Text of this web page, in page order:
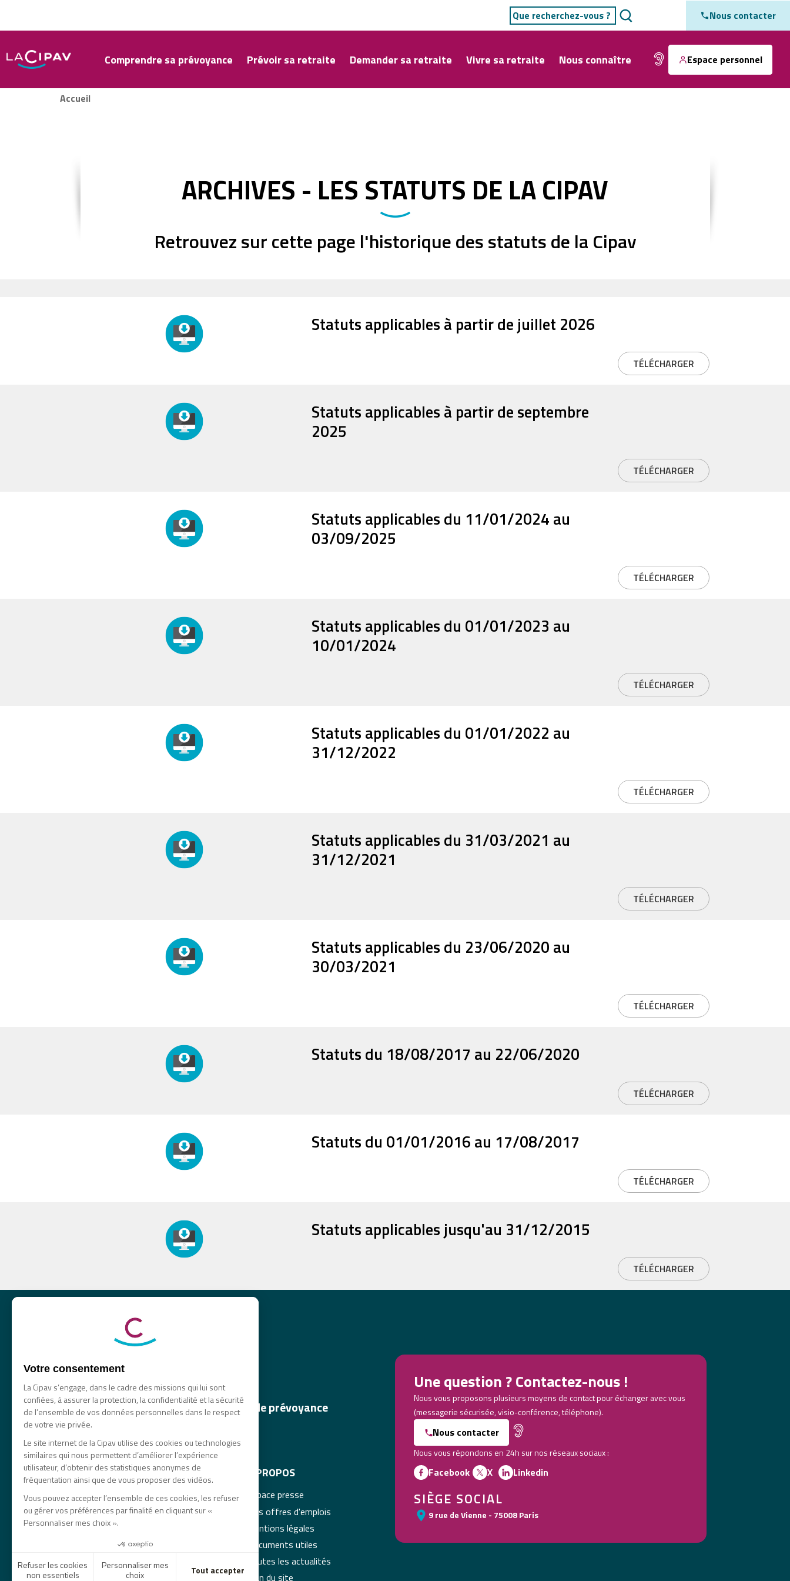
Votre consentement
La Cipav s’engage, dans le cadre des missions qui lui sont
confiées, à assurer la protection, la confidentialité et la sécurité
de l’ensemble de vos données personnelles dans le respect
de votre vie privée.
Le site internet de la Cipav utilise des cookies ou technologies
similaires qui nous permettent d’améliorer l’expérience
utilisateur, d’obtenir des statistiques anonymes de
fréquentation ainsi que de vous proposer des vidéos.
Vous pouvez accepter l’ensemble de ces cookies, les refuser
ou gérer vos préférences par finalité en cliquant sur «
Personnaliser mes choix ».
Refuser les cookies
non essentiels
Personnaliser mes
choix
Tout accepter
principal
Nous contacter
Comprendre sa prévoyance Prévoir sa retraite Demander sa retraite Vivre sa retraite Nous connaître Espace personnel
Accueil
ARCHIVES - LES STATUTS DE LA CIPAV
Retrouvez sur cette page l'historique des statuts de la Cipav
Statuts applicables à partir de juillet 2026
TÉLÉCHARGER
Statuts applicables à partir de septembre
2025
TÉLÉCHARGER
Statuts applicables du 11/01/2024 au
03/09/2025
TÉLÉCHARGER
Statuts applicables du 01/01/2023 au
10/01/2024
TÉLÉCHARGER
Statuts applicables du 01/01/2022 au
31/12/2022
TÉLÉCHARGER
Statuts applicables du 31/03/2021 au
31/12/2021
TÉLÉCHARGER
Statuts applicables du 23/06/2020 au
30/03/2021
TÉLÉCHARGER
Statuts du 18/08/2017 au 22/06/2020
TÉLÉCHARGER
Statuts du 01/01/2016 au 17/08/2017
TÉLÉCHARGER
Statuts applicables jusqu'au 31/12/2015
TÉLÉCHARGER
La principale caisse de retraite et de prévoyance
des professionnels libéraux
NAVIGATION
Comprendre sa prévoyance
Prévoir sa retraite
Demander sa retraite
Vivre sa retraite
Nous connaître
À PROPOS
Espace presse
Nos offres d'emplois
Mentions légales
Documents utiles
Toutes les actualités
Plan du site
Une question ? Contactez-nous !
Nous vous proposons plusieurs moyens de contact pour échanger avec vous
(messagerie sécurisée, visio-conférence, téléphone).
Nous contacter
Nous vous répondons en 24h sur nos réseaux sociaux :
Facebook X Linkedin
SIÈGE SOCIAL
9 rue de Vienne - 75008 Paris